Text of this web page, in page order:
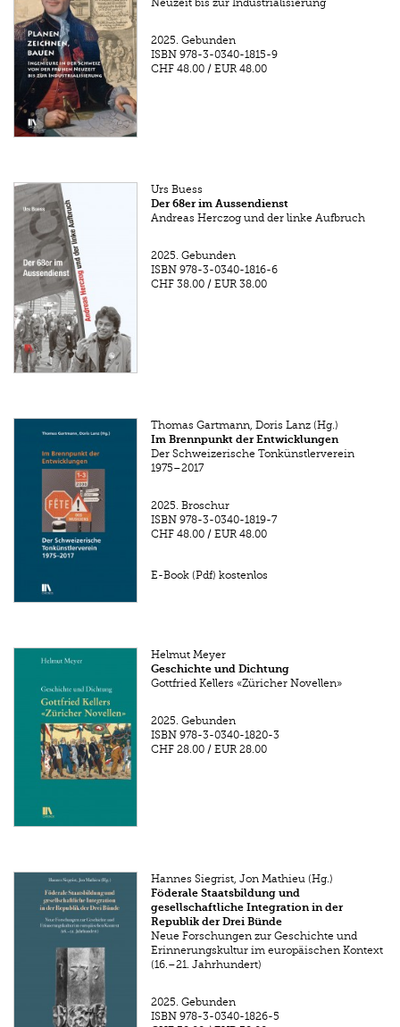
2025. Gebunden
ISBN 978-3-0340-1815-9
CHF 48.00 /EUR 48.00
Urs Buess
Der 68er im Aussendienst
Andreas Herczog und der linke Aufbruch
2025. Gebunden
ISBN 978-3-0340-1816-6
CHF 38.00 /EUR 38.00
Thomas Gartmann, Doris Lanz (Hg.)
Im Brennpunkt der Entwicklungen
Der Schweizerische Tonkünstlerverein
1975–2017
2025. Broschur
ISBN 978-3-0340-1819-7
CHF 48.00 /EUR 48.00
E-Book (Pdf) kostenlos
Helmut Meyer
Geschichte und Dichtung
Gottfried Kellers «Züricher Novellen»
2025. Gebunden
ISBN 978-3-0340-1820-3
CHF 28.00 /EUR 28.00
Hannes Siegrist, Jon Mathieu (Hg.)
Föderale Staatsbildung und
gesellschaftliche Integration in der
Republik der Drei Bünde
Neue Forschungen zur Geschichte und
Erinnerungskultur im europäischen Kontext
(16.–21. Jahrhundert)
2025. Gebunden
ISBN 978-3-0340-1826-5